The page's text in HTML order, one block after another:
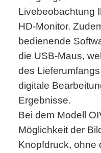
Livebeobachtung
HD-Monitor.
bedienende
die USB-Maus,
des
digitale
Ergebnisse.
Bei dem Modell
Möglichkeit der
Knopfdruck, ohne